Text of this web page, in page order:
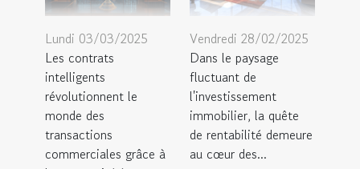
Lundi 03/03/2025
Les contrats
intelligents
révolutionnent le
monde des
transactions
commerciales grâce à
Vendredi 28/02/2025
Dans le paysage
fluctuant de
l'investissement
immobilier, la quête
de rentabilité demeure
au cœur des...